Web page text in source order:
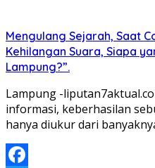
Mengulang Sejarah, Saat
Kehilangan Suara, Siapa
Lampung?”.
Lampung -
informasi, keberhasilan
hanya diukur dari